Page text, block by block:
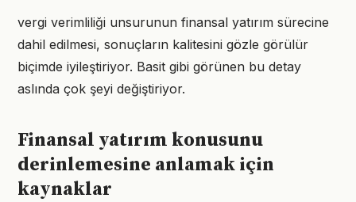
vergi verimliliği unsurunun finansal yatırım sürecine
dahil edilmesi, sonuçların kalitesini gözle görülür
biçimde iyileştiriyor. Basit gibi görünen bu detay
aslında çok şeyi değiştiriyor.
Finansal yatırım konusunu
derinlemesine anlamak için
kaynaklar